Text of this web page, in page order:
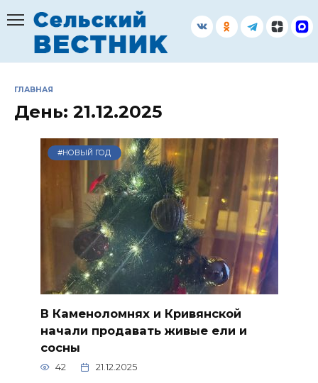
содержанию
ГЛАВНАЯ
День: 21.12.2025
#НОВЫЙ ГОД
В Каменоломнях и Кривянской
начали продавать живые ели и
сосны
42 21.12.2025